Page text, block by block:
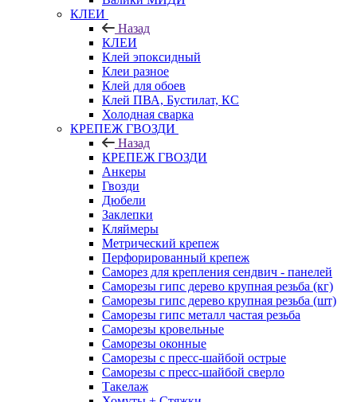
КЛЕИ
Назад
КЛЕИ
Клей эпоксидный
Клеи разное
Клей для обоев
Клей ПВА, Бустилат, КС
Холодная сварка
КРЕПЕЖ ГВОЗДИ
Назад
КРЕПЕЖ ГВОЗДИ
Анкеры
Гвозди
Дюбели
Заклепки
Кляймеры
Метрический крепеж
Перфорированный крепеж
Саморез для крепления сендвич - панелей
Саморезы гипс дерево крупная резьба (кг)
Саморезы гипс дерево крупная резьба (шт)
Саморезы гипс металл частая резьба
Саморезы кровельные
Саморезы оконные
Саморезы с пресс-шайбой острые
Саморезы с пресс-шайбой сверло
Такелаж